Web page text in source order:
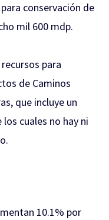
conservación de
mil 600 mdp.
para
de Caminos
que incluye un
cuales no hay ni
10.1% por